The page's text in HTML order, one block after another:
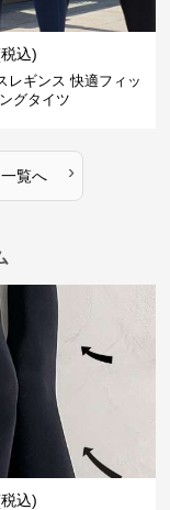
込)
レギンス 快適フィッ
グタイツ
一覧へ ›
込)